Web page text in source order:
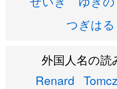
つぎはる
外国人名の読
Renard